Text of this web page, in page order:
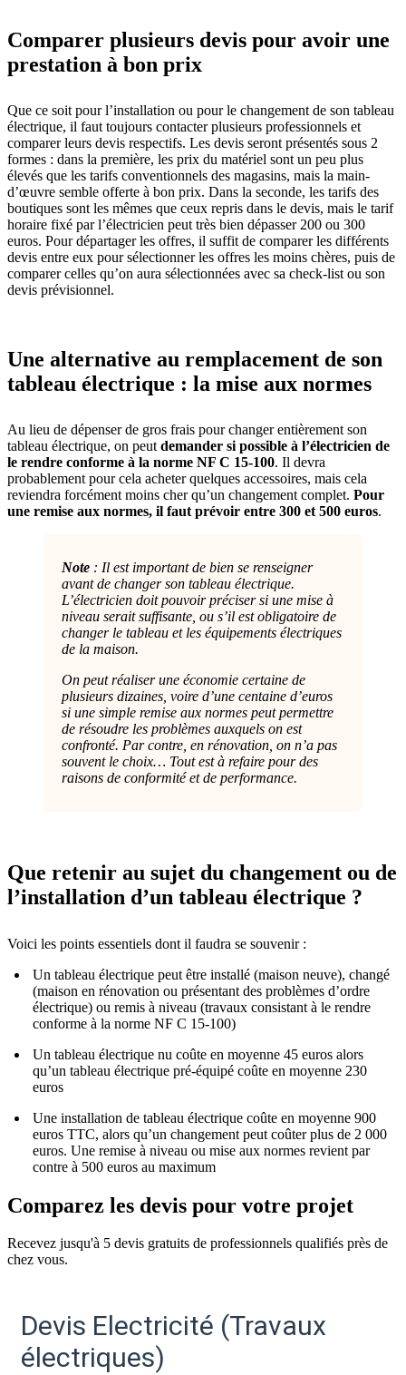
Comparer plusieurs devis pour avoir une
prestation à bon prix
Que ce soit pour l’installation ou pour le changement de son tableau
électrique, il faut toujours contacter plusieurs professionnels et
comparer leurs devis respectifs. Les devis seront présentés sous 2
formes : dans la première, les prix du matériel sont un peu plus
élevés que les tarifs conventionnels des magasins, mais la main-
d’œuvre semble offerte à bon prix. Dans la seconde, les tarifs des
boutiques sont les mêmes que ceux repris dans le devis, mais le tarif
horaire fixé par l’électricien peut très bien dépasser 200 ou 300
euros. Pour départager les offres, il suffit de comparer les différents
devis entre eux pour sélectionner les offres les moins chères, puis de
comparer celles qu’on aura sélectionnées avec sa check-list ou son
devis prévisionnel.
Une alternative au remplacement de son
tableau électrique : la mise aux normes
Au lieu de dépenser de gros frais pour changer entièrement son
tableau électrique, on peut demander si possible à l’électricien de
le rendre conforme à la norme NF C 15-100. Il devra
probablement pour cela acheter quelques accessoires, mais cela
reviendra forcément moins cher qu’un changement complet. Pour
une remise aux normes, il faut prévoir entre 300 et 500 euros.
Note : Il est important de bien se renseigner
avant de changer son tableau électrique.
L’électricien doit pouvoir préciser si une mise à
niveau serait suffisante, ou s’il est obligatoire de
changer le tableau et les équipements électriques
de la maison.
On peut réaliser une économie certaine de
plusieurs dizaines, voire d’une centaine d’euros
si une simple remise aux normes peut permettre
de résoudre les problèmes auxquels on est
confronté. Par contre, en rénovation, on n’a pas
souvent le choix… Tout est à refaire pour des
raisons de conformité et de performance.
Que retenir au sujet du changement ou de
l’installation d’un tableau électrique ?
Voici les points essentiels dont il faudra se souvenir :
Un tableau électrique peut être installé (maison neuve), changé
(maison en rénovation ou présentant des problèmes d’ordre
électrique) ou remis à niveau (travaux consistant à le rendre
conforme à la norme NF C 15-100)
Un tableau électrique nu coûte en moyenne 45 euros alors
qu’un tableau électrique pré-équipé coûte en moyenne 230
euros
Une installation de tableau électrique coûte en moyenne 900
euros TTC, alors qu’un changement peut coûter plus de 2 000
euros. Une remise à niveau ou mise aux normes revient par
contre à 500 euros au maximum
Comparez les devis pour votre projet
Recevez jusqu'à 5 devis gratuits de professionnels qualifiés près de
chez vous.
Devis Electricité (Travaux
électriques)